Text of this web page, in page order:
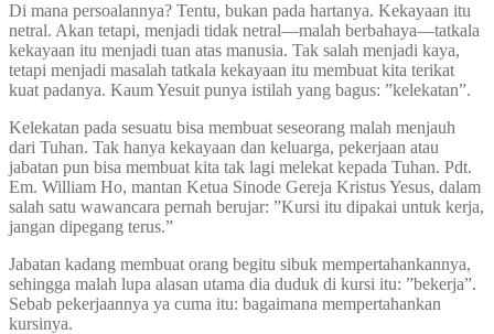
Di mana persoalannya? Tentu, bukan pada hartanya. Kekayaan itu
netral. Akan tetapi, menjadi tidak netral—malah berbahaya—tatkala
kekayaan itu menjadi tuan atas manusia. Tak salah menjadi kaya,
tetapi menjadi masalah tatkala kekayaan itu membuat kita terikat
kuat padanya. Kaum Yesuit punya istilah yang bagus: ”kelekatan”.
Kelekatan pada sesuatu bisa membuat seseorang malah menjauh
dari Tuhan. Tak hanya kekayaan dan keluarga, pekerjaan atau
jabatan pun bisa membuat kita tak lagi melekat kepada Tuhan. Pdt.
Em. William Ho, mantan Ketua Sinode Gereja Kristus Yesus, dalam
salah satu wawancara pernah berujar: ”Kursi itu dipakai untuk kerja,
jangan dipegang terus.”
Jabatan kadang membuat orang begitu sibuk mempertahankannya,
sehingga malah lupa alasan utama dia duduk di kursi itu: ”bekerja”.
Sebab pekerjaannya ya cuma itu: bagaimana mempertahankan
kursinya.